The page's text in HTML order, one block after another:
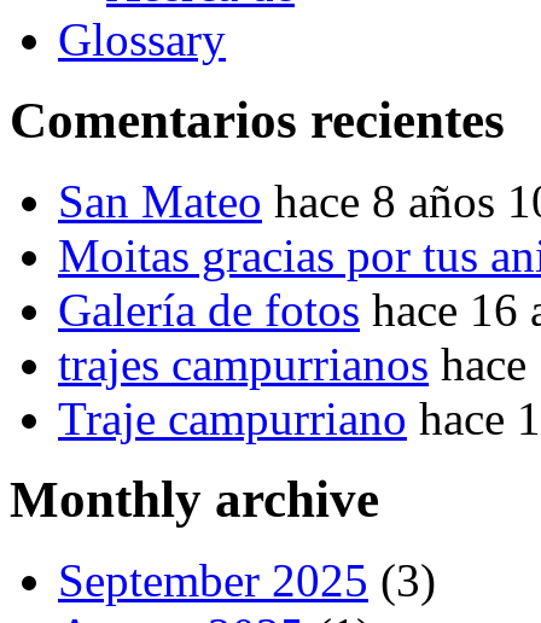
Glossary
Comentarios recientes
San Mateo hace 8 años
Moitas gracias por tus
Galería de fotos hace 16
trajes campurrianos
Traje campurriano hace
Monthly archive
September 2025 (3)